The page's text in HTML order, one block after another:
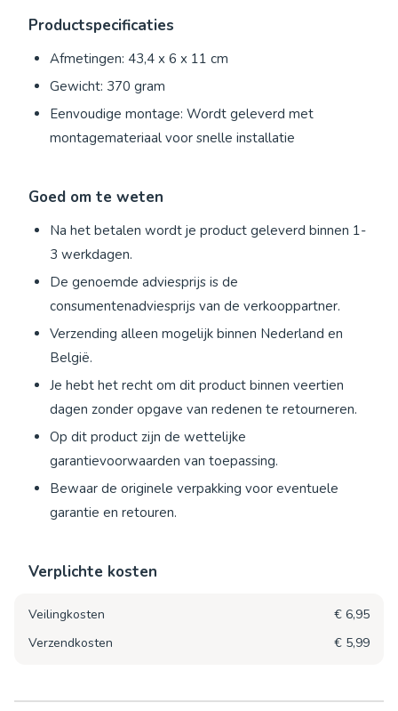
Productspecificaties
Afmetingen: 43,4 x 6 x 11 cm
Gewicht: 370 gram
Eenvoudige montage: Wordt geleverd met
montagemateriaal voor snelle installatie
Goed om te weten
Na het betalen wordt je product geleverd binnen 1-
3 werkdagen.
De genoemde adviesprijs is de
consumentenadviesprijs van de verkooppartner.
Verzending alleen mogelijk binnen Nederland en
België.
Je hebt het recht om dit product binnen veertien
dagen zonder opgave van redenen te retourneren.
Op dit product zijn de wettelijke
garantievoorwaarden van toepassing.
Bewaar de originele verpakking voor eventuele
garantie en retouren.
Verplichte kosten
Veilingkosten
€ 6,95
Verzendkosten
€ 5,99